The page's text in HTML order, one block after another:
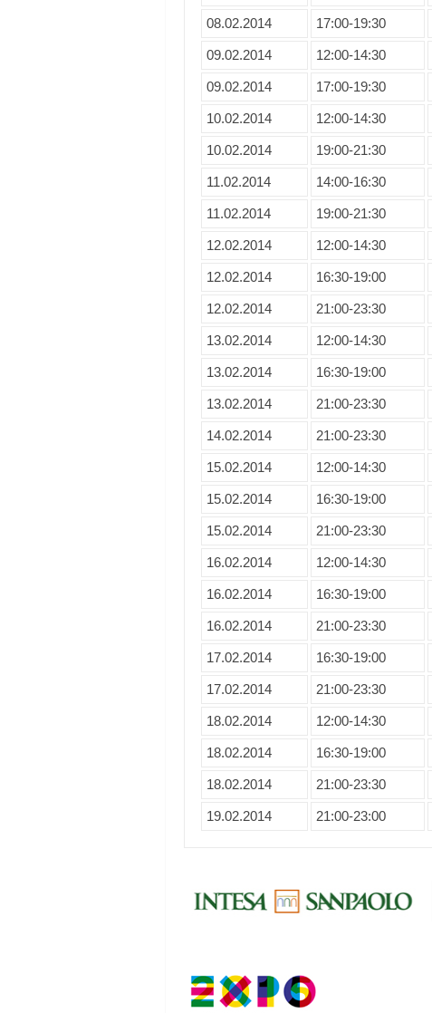
08.02.2014 17:00-19:30
09.02.2014 12:00-14:30
09.02.2014 17:00-19:30
10.02.2014 12:00-14:30
10.02.2014 19:00-21:30
11.02.2014 14:00-16:30
11.02.2014 19:00-21:30
12.02.2014 12:00-14:30
12.02.2014 16:30-19:00
12.02.2014 21:00-23:30
13.02.2014 12:00-14:30
13.02.2014 16:30-19:00
13.02.2014 21:00-23:30
14.02.2014 21:00-23:30
15.02.2014 12:00-14:30
15.02.2014 16:30-19:00
15.02.2014 21:00-23:30
16.02.2014 12:00-14:30
16.02.2014 16:30-19:00
16.02.2014 21:00-23:30
17.02.2014 16:30-19:00
17.02.2014 21:00-23:30
18.02.2014 12:00-14:30
18.02.2014 16:30-19:00
18.02.2014 21:00-23:30
19.02.2014 21:00-23:00